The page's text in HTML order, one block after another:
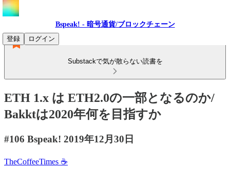
Bspeak! - 暗号通貨/ブロックチェーン
登録
ログイン
Substackで気が散らない読書を
ETH 1.x は ETH2.0の一部となるのか/
Bakktは2020年何を目指すか
#106 Bspeak! 2019年12月30日
TheCoffeeTimes ☕